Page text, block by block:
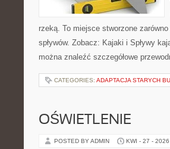
rzeką. To miejsce stworzone
spływów. Zobacz: Kajaki i Spływy
można znaleźć szczegółowe
CATEGORIES: ADAPTACJA STARYCH
OŚWIETLENIE
POSTED BY ADMIN KWI - 27 - 2026